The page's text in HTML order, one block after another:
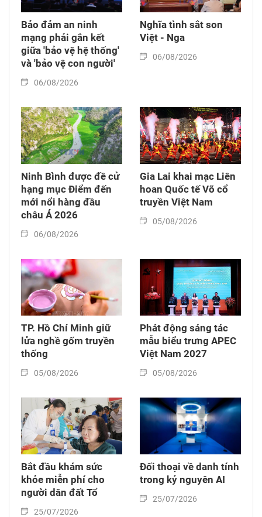
Bảo đảm an ninh
mạng phải gắn kết
giữa 'bảo vệ hệ thống'
và 'bảo vệ con người'
06/08/2026
Nghĩa tình sắt son
Việt - Nga
06/08/2026
Ninh Bình được đề cử
hạng mục Điểm đến
mới nổi hàng đầu
châu Á 2026
06/08/2026
Gia Lai khai mạc Liên
hoan Quốc tế Võ cổ
truyền Việt Nam
05/08/2026
TP. Hồ Chí Minh giữ
lửa nghề gốm truyền
thống
05/08/2026
Phát động sáng tác
mẫu biểu trưng APEC
Việt Nam 2027
05/08/2026
Bắt đầu khám sức
khỏe miễn phí cho
người dân đất Tổ
25/07/2026
Đối thoại về danh tính
trong kỷ nguyên AI
25/07/2026